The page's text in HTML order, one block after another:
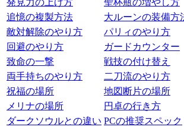
発見力の上げ方
聖杯瓶の増やし方
追憶の複製方法
大ルーンの装備方
敵対解除のやり方
パリィのやり方
回避のやり方
ガードカウンター
致命の一撃
戦技の付け替え
両手持ちのやり方
二刀流のやり方
祝福の場所
地図断片の場所
メリナの場所
円卓の行き方
ダークソウルとの違い PCの推奨スペック